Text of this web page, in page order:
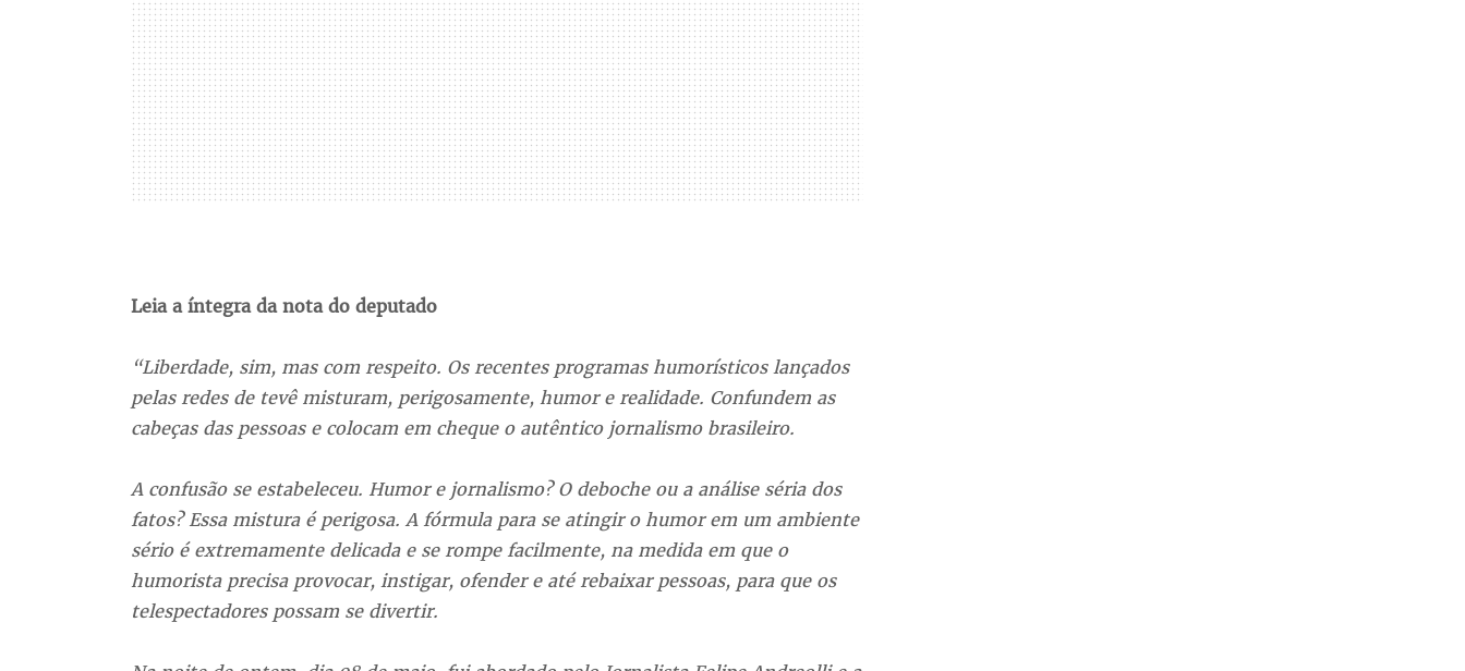
Leia a íntegra da nota do deputado
“Liberdade, sim, mas com respeito. Os recentes programas humorísticos lançados
pelas redes de tevê misturam, perigosamente, humor e realidade. Confundem as
cabeças das pessoas e colocam em cheque o autêntico jornalismo brasileiro.
A confusão se estabeleceu. Humor e jornalismo? O deboche ou a análise séria dos
fatos? Essa mistura é perigosa. A fórmula para se atingir o humor em um ambiente
sério é extremamente delicada e se rompe facilmente, na medida em que o
humorista precisa provocar, instigar, ofender e até rebaixar pessoas, para que os
telespectadores possam se divertir.